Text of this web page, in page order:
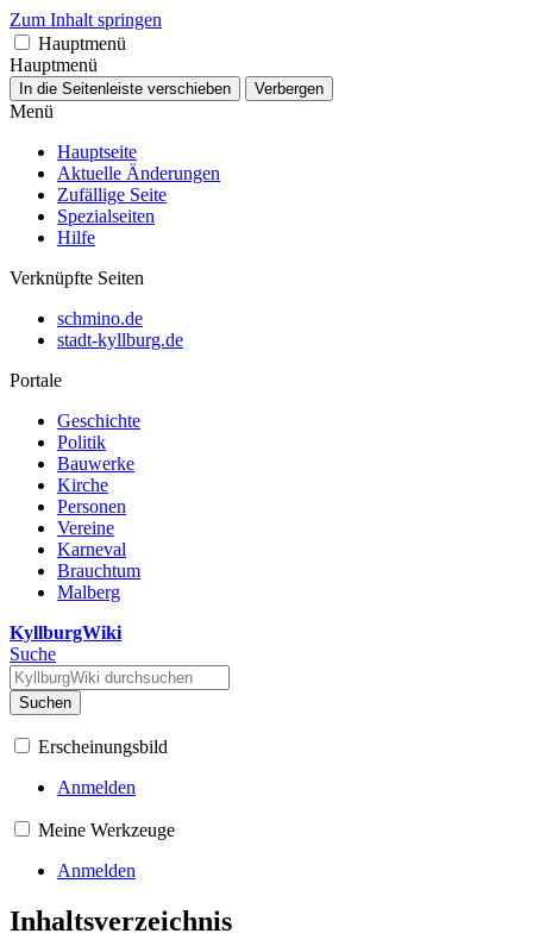
Zum Inhalt springen
Hauptmenü
Hauptmenü
In die Seitenleiste verschieben Verbergen
Menü
Hauptseite
Aktuelle Änderungen
Zufällige Seite
Spezialseiten
Hilfe
Verknüpfte Seiten
schmino.de
stadt-kyllburg.de
Portale
Geschichte
Politik
Bauwerke
Kirche
Personen
Vereine
Karneval
Brauchtum
Malberg
KyllburgWiki
Suche
Suchen
Erscheinungsbild
Anmelden
Meine Werkzeuge
Anmelden
Inhaltsverzeichnis